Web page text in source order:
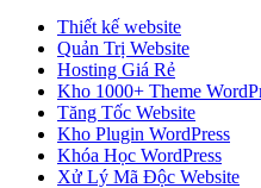
Thiết kế website
Quản Trị Website
Hosting Giá Rẻ
Kho 1000+ Theme
Tăng Tốc Website
Kho Plugin WordPress
Khóa Học WordPress
Xử Lý Mã Độc Website